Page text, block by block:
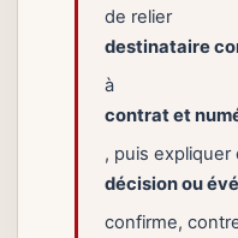
de relier
destinataire
à
contrat et
, puis expliquer
décision ou
confirme,